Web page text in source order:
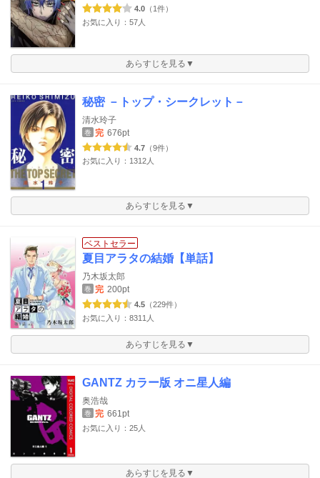
4.0 （1件）
お気に入り：57人
あらすじを見る▼
秘密 －トップ・シークレット－
清水玲子
巻 完 676pt
4.7 （9件）
お気に入り：1312人
あらすじを見る▼
ベストセラー
夏目アラタの結婚【単話】
乃木坂太郎
巻 完 200pt
4.5 （229件）
お気に入り：8311人
あらすじを見る▼
GANTZ カラー版 オニ星人編
奥浩哉
巻 完 661pt
お気に入り：25人
あらすじを見る▼